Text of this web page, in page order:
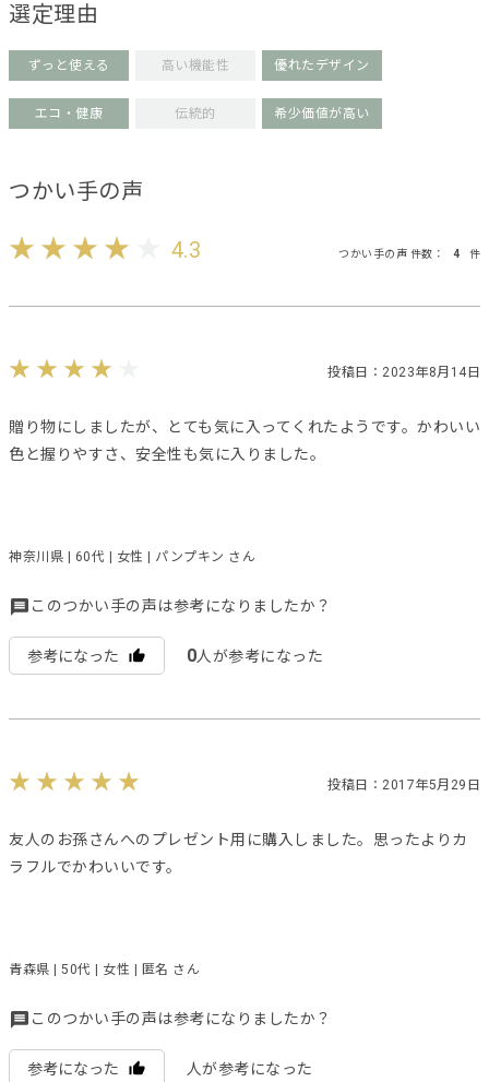
選定理由
ずっと使える 高い機能性 優れたデザイン
エコ・健康 伝統的 希少価値が高い
つかい手の声
4.3 つかい手の声 件数： 4 件
投稿日：2023年8月14日
贈り物にしましたが、とても気に入ってくれたようです。かわいい
色と握りやすさ、安全性も気に入りました。
神奈川県 | 60代 | 女性 | パンプキン さん
このつかい手の声は参考になりましたか？
参考になった 0人が参考になった
投稿日：2017年5月29日
友人のお孫さんへのプレゼント用に購入しました。思ったよりカ
ラフルでかわいいです。
青森県 | 50代 | 女性 | 匿名 さん
このつかい手の声は参考になりましたか？
参考になった 人が参考になった